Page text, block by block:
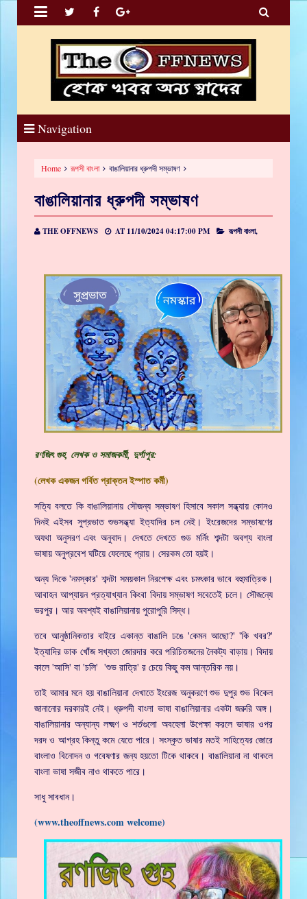
 
Navigation
Home রূপসী বাংলা বাঙালিয়ানার ধ্রুপদী সম্ভাষণ
বাঙালিয়ানার ধ্রুপদী সম্ভাষণ
THE OFFNEWS AT 11/10/2024 04:17:00 PM রূপসী বাংলা,
রণজিৎ গুহ, লেখক ও সমাজকর্মী, দুর্গাপুর:
(লেখক একজন গর্বিত প্রাক্তন ইস্পাত কর্মী)
সত্যি বলতে কি বাঙালিয়ানায় সৌজন্য সম্ভাষণ হিসাবে সকাল সন্ধ্যায় কোনও
দিনই এইসব সুপ্রভাত শুভসন্ধ্যা ইত্যাদির চল নেই। ইংরেজদের সম্ভাষণের
অযথা অনুসরণ এবং অনুবাদ। দেখতে দেখতে গুড মর্নিং শব্দটা অবশ্য বাংলা
ভাষায় অনুপ্রবেশ ঘটিয়ে ফেলেছে প্রায়। সেরকম তো হয়ই।
অন্য দিকে 'নমস্কার' শব্দটা সময়কাল নিরপেক্ষ এবং চমৎকার ভাবে বহুমাত্রিক।
আবাহন আপ্যায়ন প্রত্যাখ্যান কিংবা বিদায় সম্ভাষণ সবেতেই চলে। সৌজন্যে
ভরপুর। আর অবশ্যই বাঙালিয়ানায় পুরোপুরি সিদ্ধ।
তবে আনুষ্ঠানিকতার বাইরে একান্ত বাঙালি ঢঙে 'কেমন আছো?' 'কি খবর?'
ইত্যাদির ডাক খোঁজ সখ্যতা জোরদার করে পরিচিতজনের নৈকট্য বাড়ায়। বিদায়
কালে 'আসি' বা 'চলি' 'শুভ রাত্রি' র চেয়ে কিছু কম আন্তরিক নয়।
তাই আমার মনে হয় বাঙালিয়ানা দেখাতে ইংরেজ অনুকরণে শুভ দুপুর শুভ বিকেল
জানানোর দরকারই নেই। ধ্রুপদী বাংলা ভাষা বাঙালিয়ানার একটা জরুরি অঙ্গ।
বাঙালিয়ানার অন্যান্য লক্ষ্মণ ও শর্তগুলো অবহেলা উপেক্ষা করলে ভাষার ওপর
দরদ ও আগ্রহ কিন্তু কমে যেতে পারে। সংস্কৃত ভাষার মতই সাহিত্যের জোরে
বাংলাও বিনোদন ও গবেষণার জন্য হয়তো টিকে থাকবে। বাঙালিয়ানা না থাকলে
বাংলা ভাষা সজীব নাও থাকতে পারে।
সাধু সাবধান।
(www.theoffnews.com welcome)